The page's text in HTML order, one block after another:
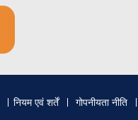
नियम एवं शर्तें
गोपनीयता नीति